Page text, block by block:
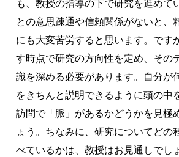
も、教授の指導の下で研究を進めて
との意思疎通や信頼関係がないと、
にも大変苦労すると思います。です
す時点で研究の方向性を定め、その
識を深める必要があります。自分が
をきちんと説明できるように頭の中
訪問で「脈」があるかどうかを見極
ょう。ちなみに、研究についてどの
べているかは、教授はお見通しでし